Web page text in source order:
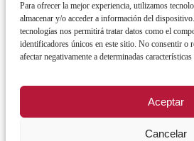
Para ofrecer la mejor experiencia, utilizamos
almacenar y/o acceder a información del
tecnologías nos permitirá tratar datos como el
identificadores únicos en este sitio. No consentir o
afectar negativamente a determinadas
Aceptar
Cancelar
REGISTRO DE